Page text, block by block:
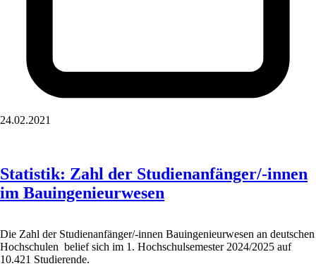
24.02.2021
Statistik: Zahl der Studienanfänger/-innen
im Bauingenieurwesen
Die Zahl der Studienanfänger/-innen Bauingenieurwesen an deutschen
Hochschulen belief sich im 1. Hochschulsemester 2024/2025 auf
10.421 Studierende.